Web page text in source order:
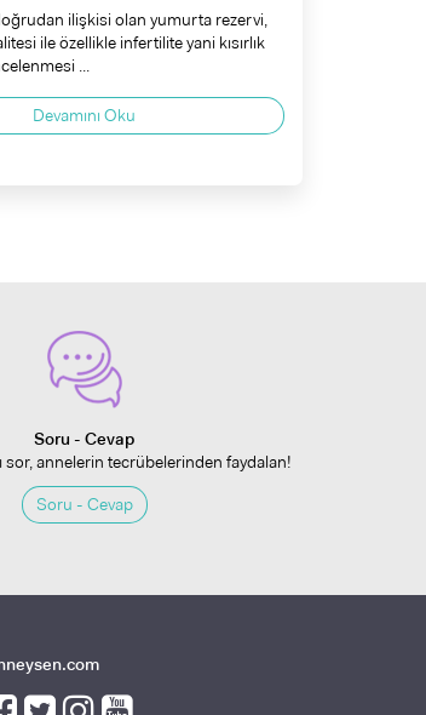
ilişkisi olan yumurta rezervi,
ile özellikle infertilite yani kısırlık
...
Devamını Oku
Soru - Cevap
sor, annelerin tecrübelerinden faydalan!
Soru - Cevap